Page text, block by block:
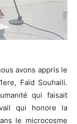
avons appris le
Faïd Souhaili.
qui faisait
qui honore la
le microcosme